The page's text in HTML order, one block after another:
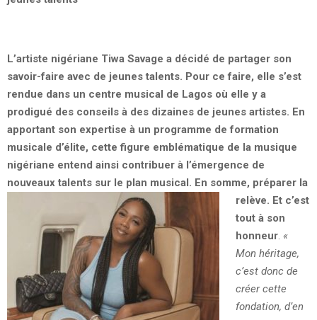
L’artiste nigériane Tiwa Savage a décidé de partager son
savoir-faire avec de jeunes talents. Pour ce faire, elle s’est
rendue dans un centre musical de Lagos où elle y a
prodigué des conseils à des dizaines de jeunes artistes. En
apportant son expertise à un programme de formation
musicale d’élite, cette figure emblématique de la musique
nigériane entend ainsi contribuer à l’émergence de
nouveaux talents sur le plan musical. En somme, préparer la
relève. Et c’est
tout à son
honneur. «
Mon héritage,
c’est donc de
créer cette
fondation, d’en